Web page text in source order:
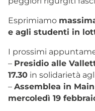
Esprimiamo
e agli studenti in
I prossimi
– Presidio alle
17.30 in solidarietà
– Assemblea in
mercoledì 19